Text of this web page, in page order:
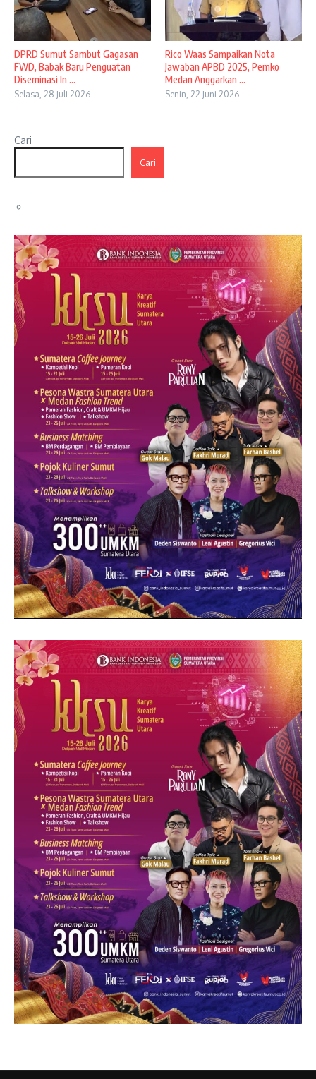
DPRD Sumut Sambut Gagasan
FWD, Babak Baru Penguatan
Diseminasi In ...
Selasa, 28 Juli 2026
Rico Waas Sampaikan Nota
Jawaban APBD 2025, Pemko
Medan Anggarkan ...
Senin, 22 Juni 2026
Cari
Cari